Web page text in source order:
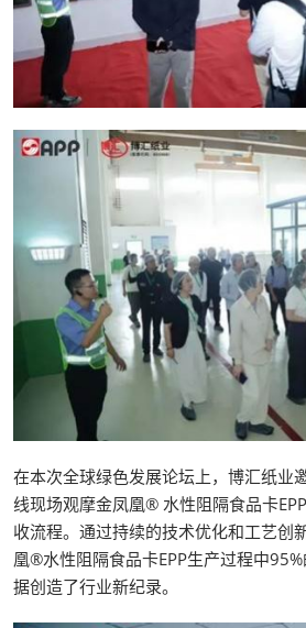
在本次全球绿色发展论坛上，博汇纸业
线现场观摩金凤凰® 水性阻隔食品卡
收流程。通过持续的技术优化和工艺创
凰®水性阻隔食品卡EPP生产过程中
据创造了行业新纪录。